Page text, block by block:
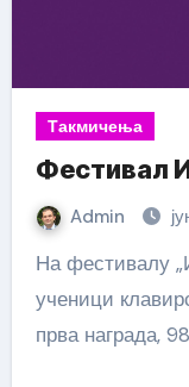
Такмичења
Фестивал
Admin
На фестивалу „Исидор Бајић“ наступили су
ученици
прва награда,